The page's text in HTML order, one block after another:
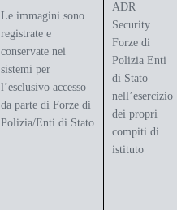
Le immagini sono
registrate e
conservate nei
sistemi per
l’esclusivo accesso
da parte di Forze di
Polizia/Enti di Stato
ADR
Security
Forze di
Polizia Enti
di Stato
nell’esercizio
dei propri
compiti di
istituto